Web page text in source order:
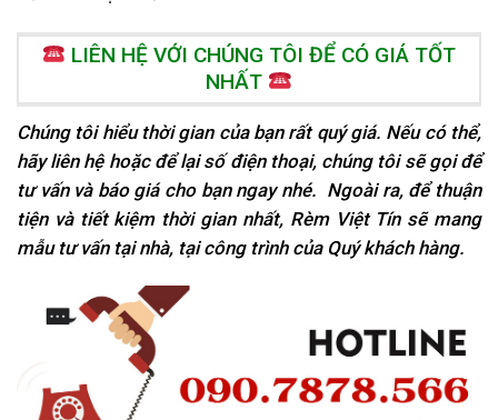
LIÊN HỆ VỚI CHÚNG TÔI ĐỂ CÓ GIÁ TỐT
NHẤT
Chúng tôi hiểu thời gian của bạn rất quý giá. Nếu có thể,
hãy liên hệ hoặc để lại số điện thoại, chúng tôi sẽ gọi để
tư vấn và báo giá cho bạn ngay nhé. Ngoài ra, để thuận
tiện và tiết kiệm thời gian nhất, Rèm Việt Tín sẽ mang
mẫu tư vấn tại nhà, tạicông trình của Quý khách hàng.